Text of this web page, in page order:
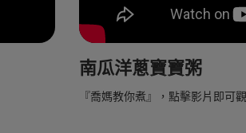
南瓜洋蔥寶寶粥
『喬媽教你煮』，點擊影片即可